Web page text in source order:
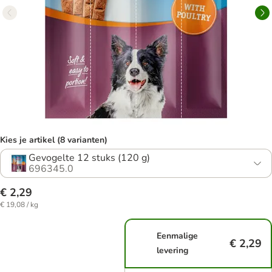
Kies je artikel (8 varianten)
Gevogelte 12 stuks (120 g)
696345.0
€ 2,29
€ 19,08 / kg
Eenmalige
levering
€ 2,29